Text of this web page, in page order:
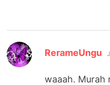
RerameUngu
waaah. Murah